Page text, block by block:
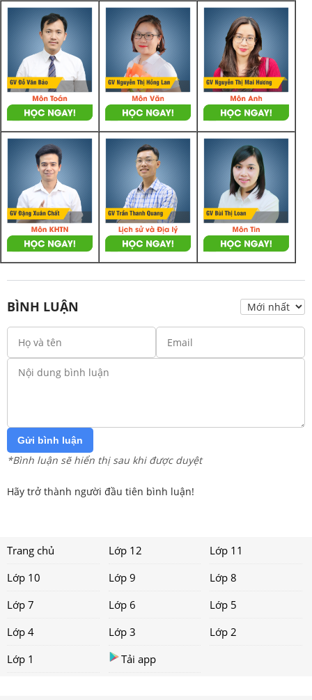
BÌNH LUẬN
Gửi bình luận
*Bình luận sẽ hiển thị sau khi được duyệt
Hãy trở thành người đầu tiên bình luận!
Trang chủ Lớp 12
Lớp 11
Lớp 10
Lớp 9
Lớp 8
Lớp 7
Lớp 6
Lớp 5
Lớp 4
Lớp 3
Lớp 2
Lớp 1
Tải app